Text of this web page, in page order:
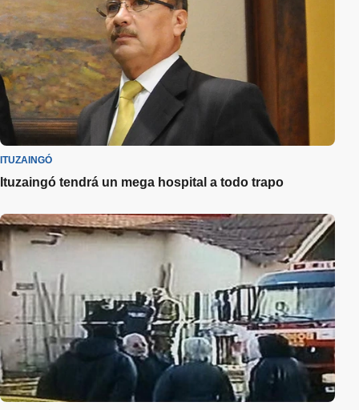
ITUZAINGÓ
Ituzaingó tendrá un mega hospital a todo trapo